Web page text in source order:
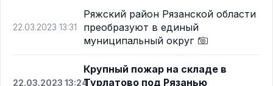
22.03.2023 13:31
Ряжский район Рязанской области
преобразуют в единый
муниципальный округ
22.03.2023 13:24
Крупный пожар на складе в
Турлатово под Рязанью